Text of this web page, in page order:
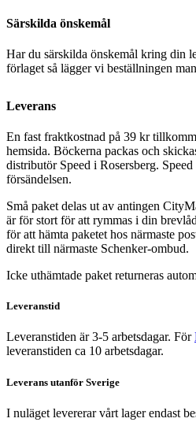
Särskilda önskemål
Har du särskilda önskemål kring din
förlaget så lägger vi beställningen
Leverans
En fast fraktkostnad på 39 kr
hemsida. Böckerna packas och
distributör Speed i Rosersberg. Speed
försändelsen.
Små paket delas ut av antingen
är för stort för att rymmas i din
för att hämta paketet hos närmaste
direkt till närmaste Schenker-ombud.
Icke uthämtade paket returneras
Leveranstid
Leveranstiden är 3-5 arbetsdagar. För
leveranstiden ca 10 arbetsdagar.
Leverans utanför Sverige
I nuläget levererar vårt lager endast